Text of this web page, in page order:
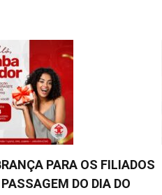
PARA OS FILIADOS
DO DIA DO